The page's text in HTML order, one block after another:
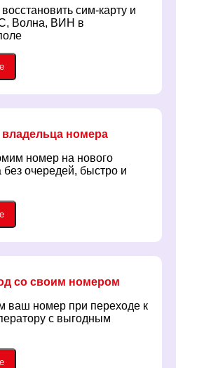
сим-карту и
Волна, ВИН в
номера
номер на нового
без очередей, быстро и
со своим номером
ваш номер при переходе к
с выгодным